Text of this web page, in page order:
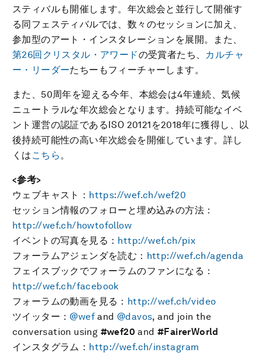
スティバルも開催します。年次総会と並行して開催す
る同フェスティバルでは、数々のセッションに加え、
参加型のアート・インスタレーションを展開。また、
第26回クリスタル・アワードの受賞者たち、 カルチャ
ー・リーダーたちーもフィーチャーします。
また、50周年を迎える今年、本総会は4年連続、気候
ニュートラルな年次総会となります。持続可能なイベ
ント運営の認証であるISO 20121を2018年に獲得し、以
後持続可能性の高い年次総会を開催しています。詳し
くは こちら。
<参考>
ウェブキャスト： https://wef.ch/wef20
セッション情報のフォローと埋め込みの方法：
http://wef.ch/howtofollow
イベントの写真を見る： http://wef.ch/pix
フォーラムアジェンダを読む： http://wef.ch/agenda
フェイスブックでフォーラムのファンになる：
http://wef.ch/facebook
フォーラムの動画を見る： http://wef.ch/video
ツイッター：@wef and@davos, and join the
conversation using #wef20 and#FairerWorld
インスタグラム： http://wef.ch/instagram